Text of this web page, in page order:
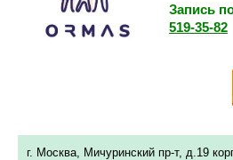
Запись
519-35-82
г. Москва, Мичуринский пр-т, д.19